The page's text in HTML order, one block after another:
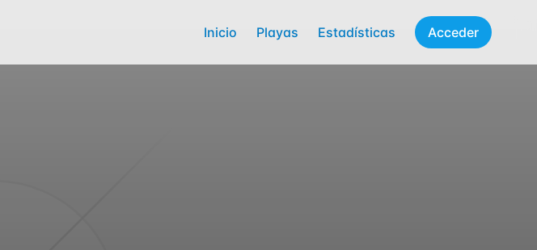
Inicio Playas Estadísticas Acceder